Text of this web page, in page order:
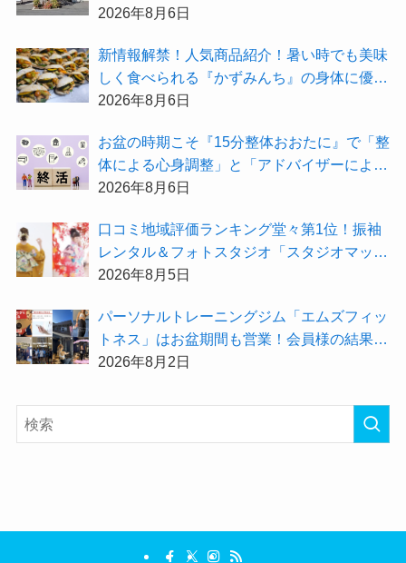
紹介！
2026年8月6日
新情報解禁！人気商品紹介！暑い時でも美味
しく食べられる『かずみんち』の身体に優し
い天然酵母手作り減塩パンを召し上がれ♪
2026年8月6日
お盆の時期こそ『15分整体おおたに』で「整
体による心身調整」と「アドバイザーによる
身辺整理の準備」をしてみませんか？
2026年8月6日
⼝コミ地域評価ランキング堂々第1位！振袖
レンタル＆フォトスタジオ「スタジオマック
ス」がお得な『2026年8月限定キャンペー
2026年8月5日
パーソナルトレーニングジム「エムズフィッ
トネス」はお盆期間も営業！会員様の結果を
大公開★
2026年8月2日